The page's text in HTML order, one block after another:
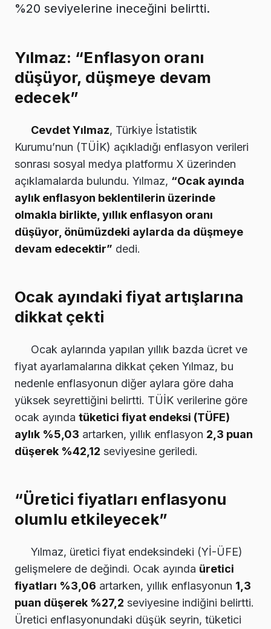
%20 seviyelerine ineceğini belirtti.
Yılmaz: “Enflasyon oranı
düşüyor, düşmeye devam
edecek”
Cevdet Yılmaz, Türkiye İstatistik
Kurumu’nun (TÜİK) açıkladığı enflasyon verileri
sonrası sosyal medya platformu X üzerinden
açıklamalarda bulundu. Yılmaz, “Ocak ayında
aylık enflasyon beklentilerin üzerinde
olmakla birlikte, yıllık enflasyon oranı
düşüyor, önümüzdeki aylarda da düşmeye
devam edecektir” dedi.
Ocak ayındaki fiyat artışlarına
dikkat çekti
Ocak aylarında yapılan yıllık bazda ücret ve
fiyat ayarlamalarına dikkat çeken Yılmaz, bu
nedenle enflasyonun diğer aylara göre daha
yüksek seyrettiğini belirtti. TÜİK verilerine göre
ocak ayında tüketici fiyat endeksi (TÜFE)
aylık %5,03 artarken, yıllık enflasyon 2,3 puan
düşerek %42,12 seviyesine geriledi.
“Üretici fiyatları enflasyonu
olumlu etkileyecek”
Yılmaz, üretici fiyat endeksindeki (Yİ-ÜFE)
gelişmelere de değindi. Ocak ayında üretici
fiyatları %3,06 artarken, yıllık enflasyonun 1,3
puan düşerek %27,2 seviyesine indiğini belirtti.
Üretici enflasyonundaki düşük seyrin, tüketici